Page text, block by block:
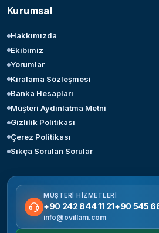
Kurumsal
Hakkımızda
Ekibimiz
Yorumlar
Kiralama Sözleşmesi
Banka Hesapları
Müşteri Aydınlatma Metni
Gizlilik Politikası
Çerez Politikası
Sıkça Sorulan Sorular
MÜŞTERI HIZMETLERI
+90 242 844 11 21+90 545
info@ovillam.com